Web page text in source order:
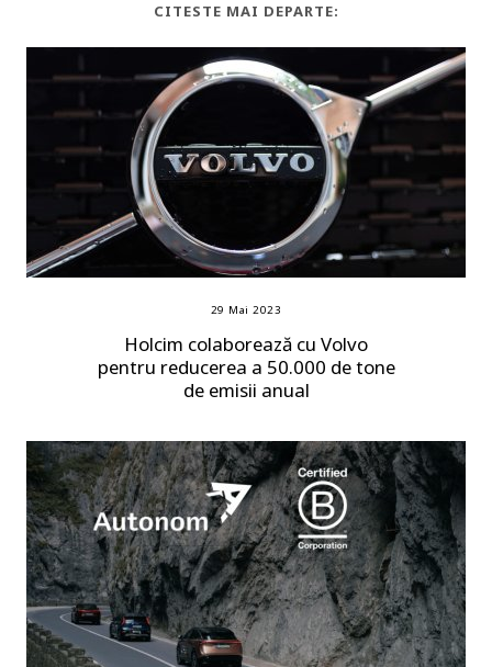
CITESTE MAI DEPARTE:
29 Mai 2023
Holcim colaborează cu Volvo
pentru reducerea a 50.000 de tone
de emisii anual